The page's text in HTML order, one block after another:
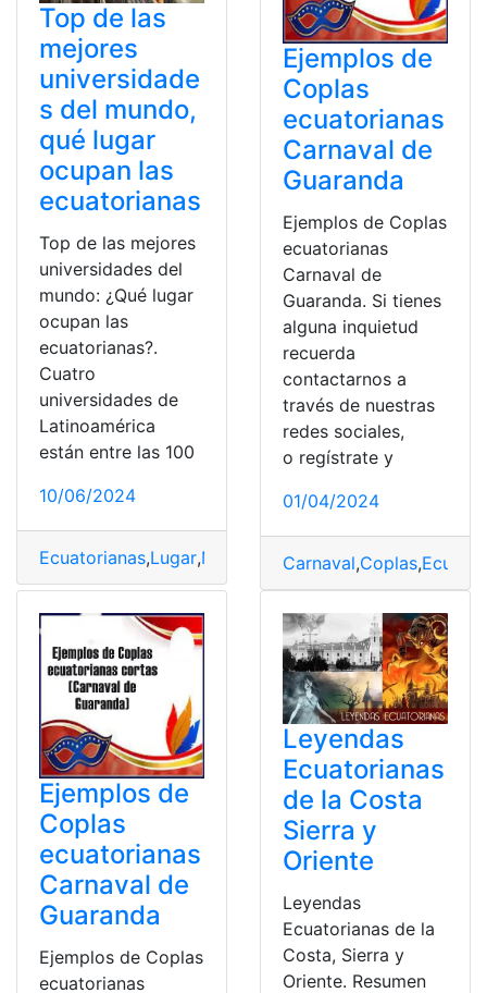
Top de las
mejores
universidade
s del mundo,
qué lugar
ocupan las
ecuatorianas
Top de las mejores
universidades del
mundo: ¿Qué lugar
ocupan las
ecuatorianas?.
Cuatro
universidades de
Latinoamérica
están entre las 100
10/06/2024
Ecuatorianas,Lugar,Mejores Ranking,ranking mundial
Ejemplos de
Coplas
ecuatorianas
Carnaval de
Guaranda
Ejemplos de Coplas
ecuatorianas
Carnaval de
Guaranda. Si tienes
alguna inquietud
recuerda
contactarnos a
través de nuestras
redes sociales,
o regístrate y
01/04/2024
Carnaval,Coplas,
Ejemplos de
Coplas
ecuatorianas
Carnaval de
Guaranda
Ejemplos de Coplas
ecuatorianas
Leyendas
Ecuatorianas
de la Costa
Sierra y
Oriente
Leyendas
Ecuatorianas de la
Costa, Sierra y
Oriente. Resumen